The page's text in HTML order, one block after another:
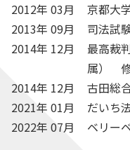
2012年 03月
京都大
2013年 09月
司法試
2014年 12月
最高裁
属）
2014年 12月
古田総
2021年 01月
だいち
2022年 07月
ベリー